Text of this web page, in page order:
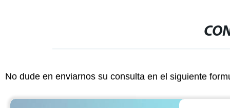
No dude en enviarnos su consulta en el siguiente